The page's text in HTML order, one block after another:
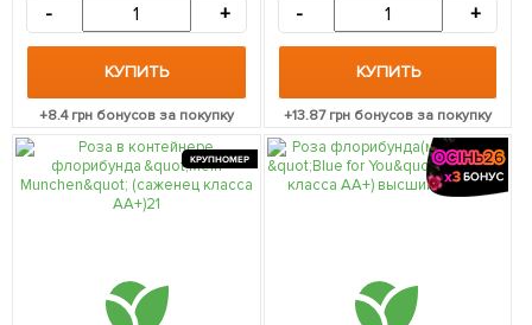
- +
КУПИТЬ
+8.4грн бонусов за покупку
- +
КУПИТЬ
+13.87грн бонусов за покупку
КРУПНОМЕР